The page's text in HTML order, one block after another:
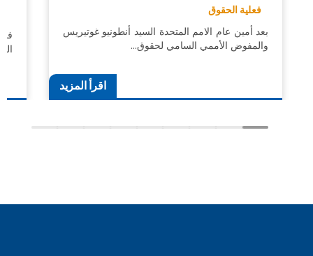
فعلية الحقوق
بعد أمين عام الامم المتحدة السيد أنطونيو غوتيريس
والمفوض الأممي السامي لحقوق…
اقرأ المزيد